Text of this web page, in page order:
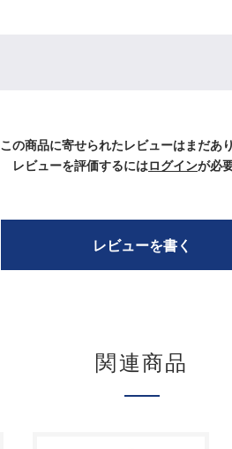
この商品に寄せられたレビューはまだあ
レビューを評価するにはログインが必
レビューを書く
関連商品